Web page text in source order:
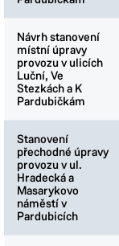
Návrh stanovení
místní úpravy
provozu v ulicích
Luční, Ve
Stezkách a K
Pardubičkám
Stanovení
přechodné úpravy
provozu v ul.
Hradecká a
Masarykovo
náměstí v
Pardubicích
Návrh stanovení
místní úpravy
provozu v ulicích
Luční, Ve
Stezkách a K
Pardubičkám
Stanovení
přechodné úpravy
provozu v ul.
Hradecká a
Masarykovo
náměstí v
Pardubicích